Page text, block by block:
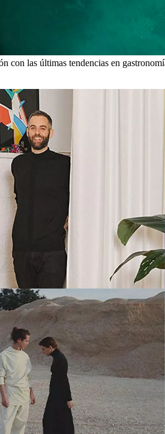
con las últimas tendencias en